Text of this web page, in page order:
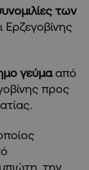
των
Ερζεγοβίνης
γεύμα από
προς
την